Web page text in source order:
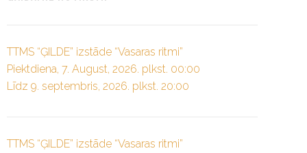
TTMS “ĢILDE” izstāde “Vasaras ritmi”
Piektdiena, 7. August, 2026. plkst. 00:00
Līdz 9. septembris, 2026. plkst. 20:00
TTMS “ĢILDE” izstāde “Vasaras ritmi”